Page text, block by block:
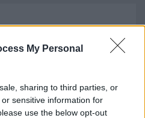
My Personal
sharing to third parties, or
sensitive information for
use the below opt-out
legjobb kínai étterme...
Már önmagában a
is kötelező!